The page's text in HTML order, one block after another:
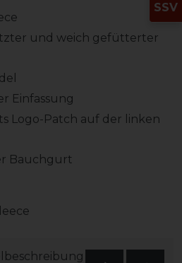
und weich gefütterter
Einfassung
Logo-Patch auf der linken
Bauchgurt
SSV